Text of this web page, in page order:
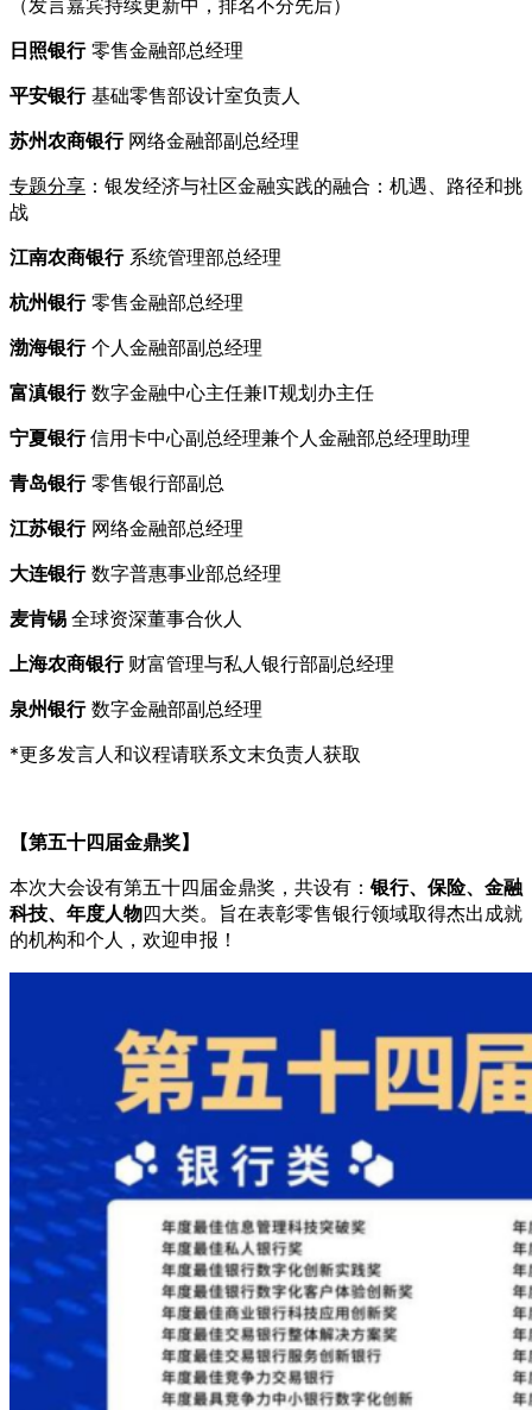
日照银行零售金融部总经理
平安银行基础零售部设计室负责人
苏州农商银行 网络金融部副总经理
专题分享 ：银发经济与社区金融实践的融合：机遇、路径和挑
战
江南农商银行系统管理部总经理
杭州银行零售金融部总经理
渤海银行个人金融部副总经理
富滇银行数字金融中心主任兼IT规划办主任
宁夏银行信用卡中心副总经理兼个人金融部总经理助理
青岛银行零售银行部副总
江苏银行网络金融部总经理
大连银行数字普惠事业部总经理
麦肯锡 全球资深董事合伙人
上海农商银行 财富管理与私人银行部副总经理
泉州银行数字金融部副总经理
*更多发言人和议程请联系文末负责人获取
【第五十四届金鼎奖】
本次大会设有第五十四届金鼎奖，共设有：银行、保险、金融
科技、年度人物四大类。旨在表彰零售银行领域取得杰出成就
的机构和个人，欢迎申报！